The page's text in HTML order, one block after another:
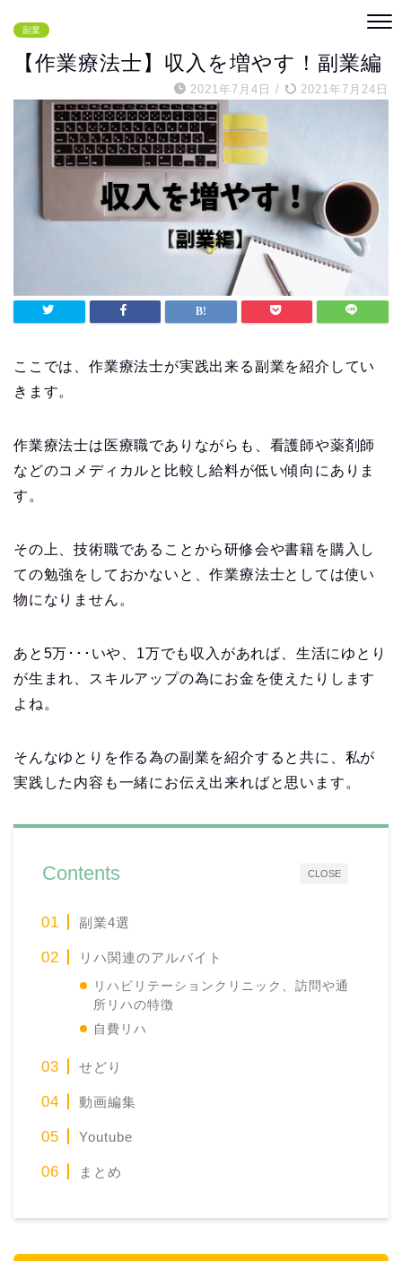
副業
【作業療法士】収入を増やす！副業編
2021年7月4日 / 2021年7月24日
ここでは、作業療法士が実践出来る副業を紹介してい
きます。
作業療法士は医療職でありながらも、看護師や薬剤師
などのコメディカルと比較し給料が低い傾向にありま
す。
その上、技術職であることから研修会や書籍を購入し
ての勉強をしておかないと、作業療法士としては使い
物になりません。
あと5万･･･いや、1万でも収入があれば、生活にゆとり
が生まれ、スキルアップの為にお金を使えたりします
よね。
そんなゆとりを作る為の副業を紹介すると共に、私が
実践した内容も一緒にお伝え出来ればと思います。
CLOSE
Contents
副業4選
リハ関連のアルバイト
リハビリテーションクリニック、訪問や通
所リハの特徴
自費リハ
せどり
動画編集
Youtube
まとめ